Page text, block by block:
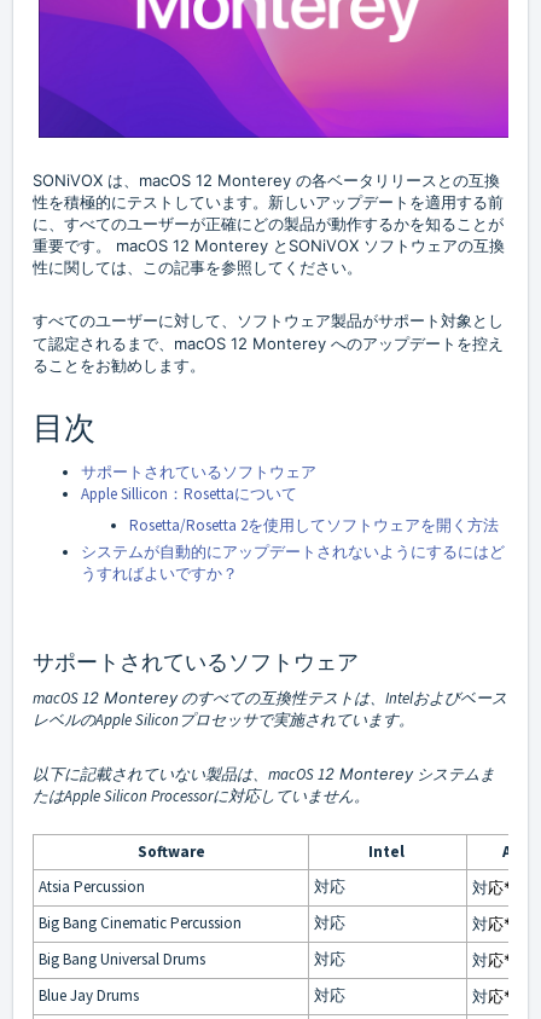
SONiVOX は、 macOS 12 Monterey の各ベータリリースとの互換
性を積極的にテストしています。 新しいアップデートを適用する前
に、すべてのユーザーが正確にどの製品が動作するかを知ることが
重要です。
macOS 12 Monterey と SONiVOX ソフトウェアの互換
性に関しては、この記事を参照してください。
すべてのユーザーに対して、ソフトウェア製品がサポート対象とし
て認定されるまで、 macOS 12 Monterey へのアップデートを控え
ることをお勧めします。
目次
サポートされているソフトウェア
Apple Sillicon：Rosettaについて
Rosetta/Rosetta 2を使用してソフトウェアを開く方法
システムが自動的にアップデートされないようにするにはど
うすればよいですか？
サポートされているソフトウェア
macOS 12 Monterey のすべての互換性テストは、Intelおよびベース
レベルのApple Siliconプロセッサで実施されています。
以下に記載されていない製品は、macOS 12 Montereyシステムま
たはApple Silicon Processorに対応していません。
Software Intel
Atsia Percussion
対応 対応*
Big Bang Cinematic Percussion 対応 対応*
Big Bang Universal Drums 対応 対応*
Blue Jay Drums 対応 対応*